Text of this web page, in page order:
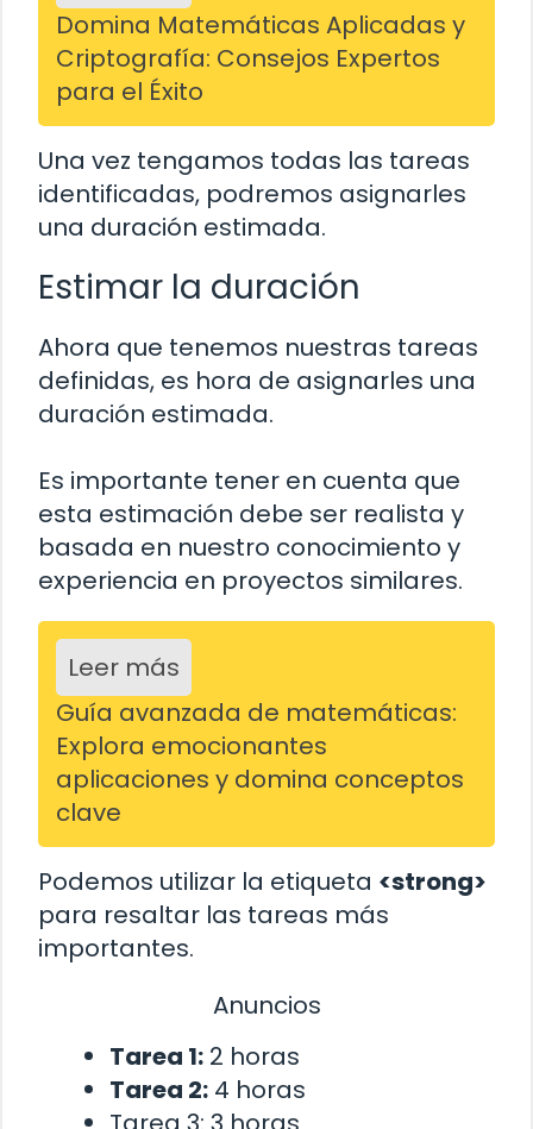
Domina Matemáticas Aplicadas y
Criptografía: Consejos Expertos
para el Éxito
Una vez tengamos todas las tareas
identificadas, podremos asignarles
una duración estimada.
Estimar la duración
Ahora que tenemos nuestras tareas
definidas, es hora de asignarles una
duración estimada.
Es importante tener en cuenta que
esta estimación debe ser realista y
basada en nuestro conocimiento y
experiencia en proyectos similares.
Leer más
Guía avanzada de matemáticas:
Explora emocionantes
aplicaciones y domina conceptos
clave
Podemos utilizar la etiqueta <strong>
para resaltar las tareas más
importantes.
Anuncios
Tarea 1: 2 horas
Tarea 2: 4 horas